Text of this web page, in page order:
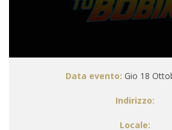
Data evento: Gio 18
Indirizzo:
Locale: